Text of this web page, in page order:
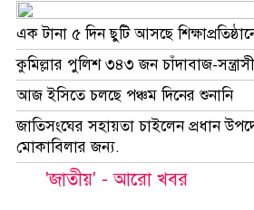
ফিচার
ব্যাংক-
বীমা
ইসলাম
অন্যান্য
এক টানা ৫ দিন ছুটি আসছে
কুমিল্লার পুলিশ ৩৪৩ জন চাঁদাবাজ-
আজ ইসিতে চলছে পঞ্চম দিনের শুনানি
জাতিসংঘের সহায়তা চাইলেন প্রধান
মোকাবিলার জন্য.
'জাতীয়' - আরো খবর